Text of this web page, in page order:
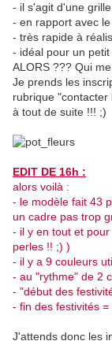
- il s'agit d'une
- en rapport avec
- très rapide à
- idéal pour un
ALORS ??? Qui
Je prends les
rubrique "contacter
à tout de suite !!! ;)
EDIT DE 16h :
alors voilà :
- le modèle fait 43
un cadre pas trop
- il y en tout et
perles !! ;) )
- il y a 9 couleurs
- au "rythme" de 2
- "début des
- fin des festivités
J'attends donc les